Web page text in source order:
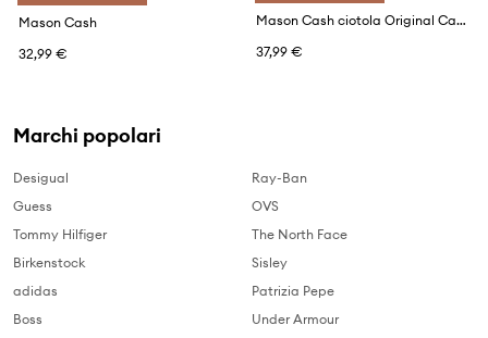
Mason Cash
32,99 €
Mason Cash ciotola Original Cane 2,7 L
37,99 €
Marchi popolari
Desigual
Guess
Tommy Hilfiger
Birkenstock
adidas
Boss
Ray-Ban
OVS
The North Face
Sisley
Patrizia Pepe
Under Armour